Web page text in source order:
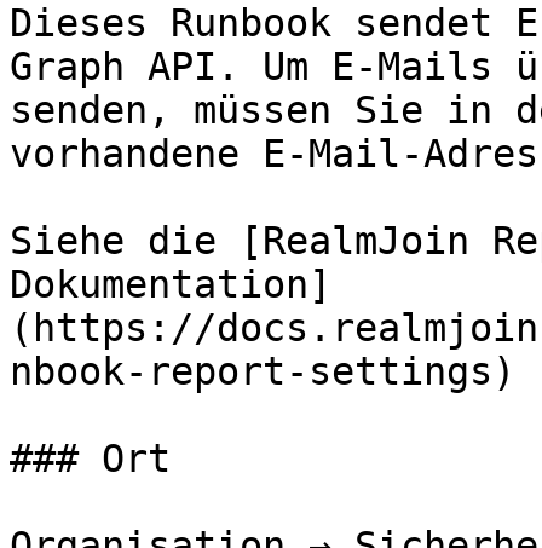
Dieses Runbook
Graph API. Um E-Mails
senden, müssen Sie in
vorhandene E-Mail-
Siehe die [RealmJoin
Dokumentation]
(https://
nbook-report-
### Ort